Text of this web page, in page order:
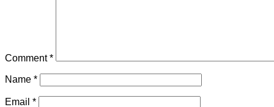
Comment*
Name *
Email *